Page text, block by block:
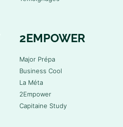
2EMPOWER
Major Prépa
Business Cool
La Méta
2Empower
Capitaine Study